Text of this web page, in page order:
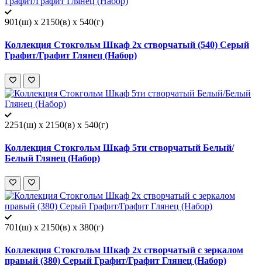
901(ш) x 2150(в) x 540(г)
Коллекция Стокгольм Шкаф 2х створчатый (540) Серый
Графит/Графит Глянец (Набор)
2251(ш) x 2150(в) x 540(г)
Коллекция Стокгольм Шкаф 5ти створчатый Белый/
Белый Глянец (Набор)
701(ш) x 2150(в) x 380(г)
Коллекция Стокгольм Шкаф 2х створчатый с зеркалом
правый (380) Серый Графит/Графит Глянец (Набор)